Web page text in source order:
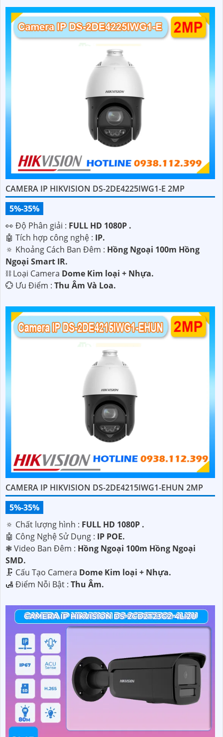
CAMERA IP HIKVISION DS-2DE4225IWG1-E 2MP
5%-35%
️👀 Độ Phân giải : FULL HD 1080P .
🤖️ Tích hợp công nghệ : IP.
🔅 Khoảng Cách Ban Đêm : Hồng Ngoại 100m Hồng
Ngoại Smart IR.
⛓ Loại Camera Dome Kim loại + Nhựa.
️💮 Ưu Điểm : Thu Âm Và Loa.
CAMERA IP HIKVISION DS-2DE4215IWG1-EHUN 2MP
5%-35%
🔅 Chất lượng hình : FULL HD 1080P .
🤖️ Công Nghệ Sử Dụng : IP POE.
❃ Video Ban Đêm : Hồng Ngoại 100m Hồng Ngoại
SMD.
🗜️ Cấu Tạo Camera Dome Kim loại + Nhựa.
️🛃 Điểm Nỗi Bật : Thu Âm.